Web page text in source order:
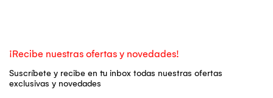
¡Recibe nuestras ofertas y novedades!
Suscríbete y recibe en tu inbox todas nuestras ofertas
exclusivas y novedades